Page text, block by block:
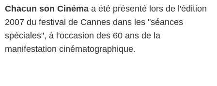
Chacun son Cinéma a été présenté lors de l'édition
2007 du festival de Cannes dans les "séances
spéciales", à l'occasion des 60 ans de la
manifestation cinématographique.